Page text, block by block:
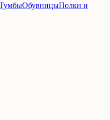
ОбувницыПолки и